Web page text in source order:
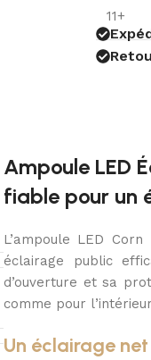
11+
Ampoule LED
fiable pour un
L’ampoule LED
éclairage public
d’ouverture et sa
comme pour
Un éclairage net